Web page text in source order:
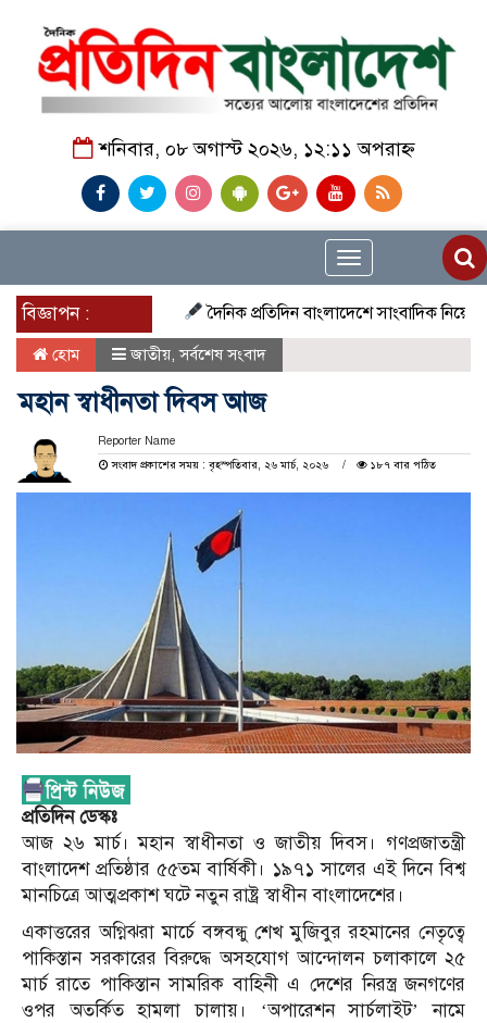
শনিবার, ০৮ অগাস্ট ২০২৬, ১২:১১ অপরাহ্ন
Toggle
navigation
বিজ্ঞাপন :
দৈনিক প্রতিদিন বাংলাদেশে সাংবাদিক নিয়োগ
হোম জাতীয়,সর্বশেষ সংবাদ
মহান স্বাধীনতা দিবস আজ
Reporter Name
সংবাদ প্রকাশের সময় : বৃহস্পতিবার, ২৬ মার্চ, ২০২৬
১৮৭ বার পঠিত
প্রতিদিন ডেস্কঃ
আজ ২৬ মার্চ। মহান স্বাধীনতা ও জাতীয় দিবস। গণপ্রজাতন্ত্রী
বাংলাদেশ প্রতিষ্ঠার ৫৫তম বার্ষিকী। ১৯৭১ সালের এই দিনে বিশ্ব
মানচিত্রে আত্মপ্রকাশ ঘটে নতুন রাষ্ট্র স্বাধীন বাংলাদেশের।
একাত্তরের অগ্নিঝরা মার্চে বঙ্গবন্ধু শেখ মুজিবুর রহমানের নেতৃত্বে
পাকিস্তান সরকারের বিরুদ্ধে অসহযোগ আন্দোলন চলাকালে ২৫
মার্চ রাতে পাকিস্তান সামরিক বাহিনী এ দেশের নিরস্ত্র জনগণের
ওপর অতর্কিত হামলা চালায়। ‘অপারেশন সার্চলাইট’ নামে